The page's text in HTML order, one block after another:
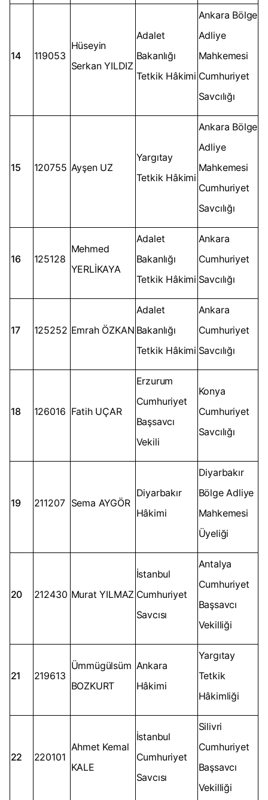
14 119053
Hüseyin
Serkan YILDIZ
Adalet
Bakanlığı
Tetkik Hâkimi
Ankara Bölge
Adliye
Mahkemesi
Cumhuriyet
Savcılığı
15 120755 Ayşen UZ
Yargıtay
Tetkik Hâkimi
Ankara Bölge
Adliye
Mahkemesi
Cumhuriyet
Savcılığı
16 125128
Mehmed
YERLİKAYA
Adalet
Bakanlığı
Tetkik Hâkimi
Ankara
Cumhuriyet
Savcılığı
17 125252 Emrah ÖZKAN
Adalet
Bakanlığı
Tetkik Hâkimi
Ankara
Cumhuriyet
Savcılığı
18 126016 Fatih UÇAR
Erzurum
Cumhuriyet
Başsavcı
Vekili
Konya
Cumhuriyet
Savcılığı
19 211207 Sema AYGÖR
Diyarbakır
Hâkimi
Diyarbakır
Bölge Adliye
Mahkemesi
Üyeliği
20 212430 Murat YILMAZ
İstanbul
Cumhuriyet
Savcısı
Antalya
Cumhuriyet
Başsavcı
Vekilliği
21 219613
Ümmügülsüm
BOZKURT
Ankara
Hâkimi
Yargıtay
Tetkik
Hâkimliği
22 220101
Ahmet Kemal
KALE
İstanbul
Cumhuriyet
Savcısı
Silivri
Cumhuriyet
Başsavcı
Vekilliği